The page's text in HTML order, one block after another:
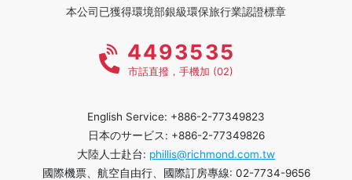
本公司已獲得環境部銀級環保旅行業認證標章
4493535
市話直撥，手機加 (02)
English Service: +886-2-77349823
日本のサービス: +886-2-77349826
大陸人士赴台: phillis@richmond.com.tw
國際機票、航空自由行、國際訂房專線: 02-7734-9656